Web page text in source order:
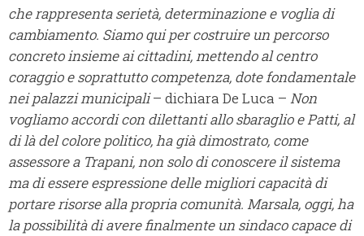
che rappresenta serietà, determinazione e voglia di
cambiamento. Siamo qui per costruire un percorso
concreto insieme ai cittadini, mettendo al centro
coraggio e soprattutto competenza, dote fondamentale
nei palazzi municipali– dichiara De Luca – Non
vogliamo accordi con dilettanti allo sbaraglio e Patti, al
di là del colore politico, ha già dimostrato, come
assessore a Trapani, non solo di conoscere il sistema
ma di essere espressione delle migliori capacità di
portare risorse alla propria comunità. Marsala, oggi, ha
la possibilità di avere finalmente un sindaco capace di